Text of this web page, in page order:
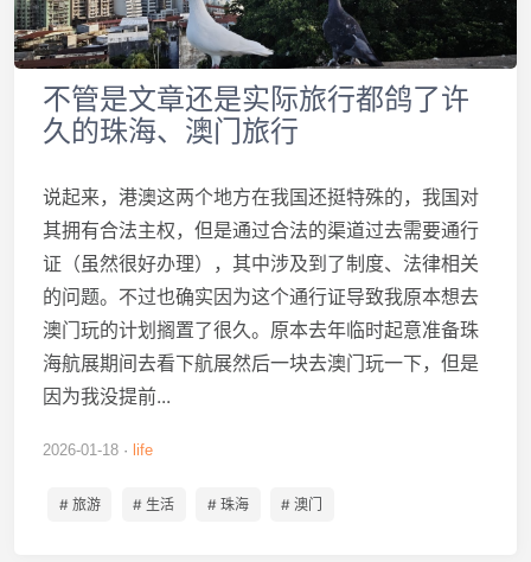
不管是文章还是实际旅行都鸽了许
久的珠海、澳门旅行
说起来，港澳这两个地方在我国还挺特殊的，我国对
其拥有合法主权，但是通过合法的渠道过去需要通行
证（虽然很好办理），其中涉及到了制度、法律相关
的问题。不过也确实因为这个通行证导致我原本想去
澳门玩的计划搁置了很久。原本去年临时起意准备珠
海航展期间去看下航展然后一块去澳门玩一下，但是
因为我没提前...
2026-01-18 life
# 旅游 # 生活 # 珠海 # 澳门